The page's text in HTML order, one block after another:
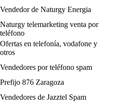
Vendedor de Naturgy Energia
Naturgy telemarketing venta por
teléfono
Ofertas en telefonía, vodafone y
otros
Vendedores por teléfono spam
Prefijo 876 Zaragoza
Vendedores de Jazztel Spam